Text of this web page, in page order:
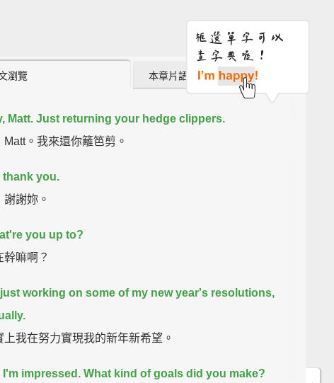
瀏覽 本章片語 (2)
Matt. Just returning your hedge clippers.
Matt。我來還你籬笆剪。
thank you.
謝謝妳。
you up to?
幹嘛啊？
just working on some of my new year's resolutions,
上我在努力實現我的新年新希望。
I'm impressed. What kind of goals did you make?